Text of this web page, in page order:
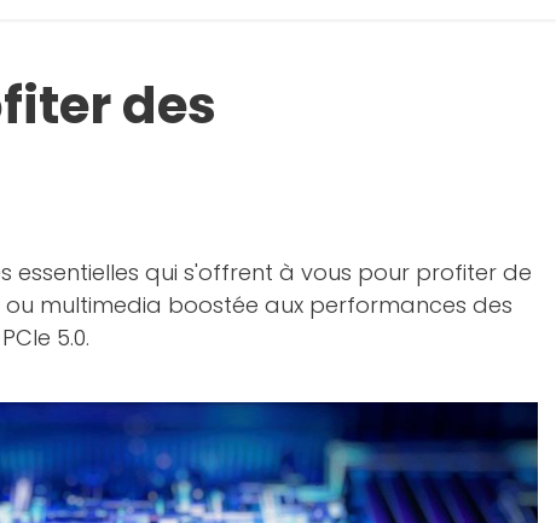
des
essentielles qui s'offrent à vous pour profiter de
multimedia boostée aux performances des
5.0.